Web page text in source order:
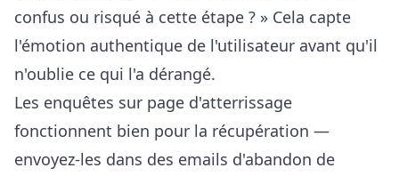
confus ou risqué à cette étape ? » Cela capte
l'émotion authentique de l'utilisateur avant qu'il
n'oublie ce qui l'a dérangé.
Les enquêtes sur page d'atterrissage
fonctionnent bien pour la récupération —
envoyez-les dans des emails d'abandon de